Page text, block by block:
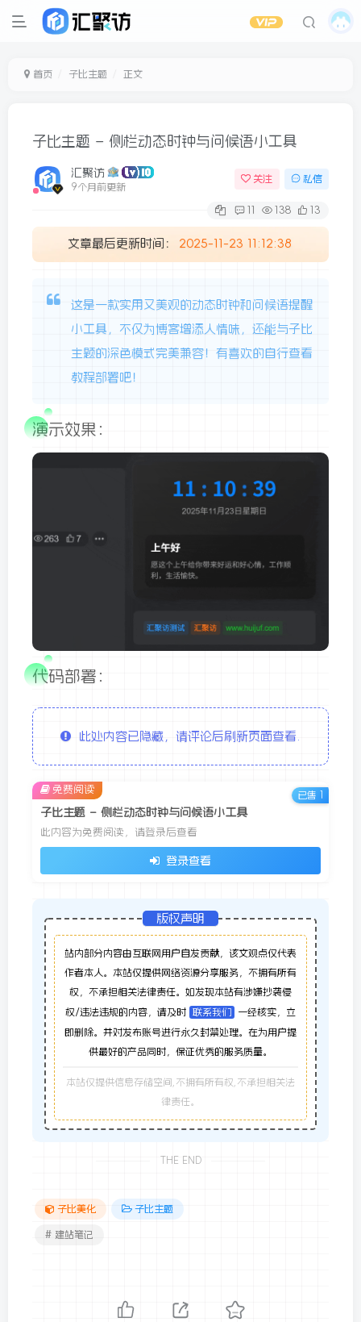
首页 子比主题 正文
子比主题 – 侧栏动态时钟与问候语小工具
汇聚访
9个月前更新
关注 私信
11 138 13
文章最后更新时间： 2025-11-23 11:12:38
这是一款实用又美观的动态时钟和问候语提醒
小工具，不仅为博客增添人情味，还能与子比
主题的深色模式完美兼容！有喜欢的自行查看
教程部署吧！
演示效果：
代码部署：
此处内容已隐藏，请评论后刷新页面查看.
子比主题 – 侧栏动态时钟与问候语小工具
此内容为免费阅读，请登录后查看
登录查看
免费阅读
已售 1
版权声明
站内部分内容由互联网用户自发贡献，该文观点仅代表
作者本人。本站仅提供网络资源分享服务，不拥有所有
权，不承担相关法律责任。如发现本站有涉嫌抄袭侵
权/违法违规的内容，请及时 联系我们 一经核实，立
即删除。并对发布账号进行永久封禁处理。在为用户提
供最好的产品同时，保证优秀的服务质量。
本站仅提供信息存储空间,不拥有所有权,不承担相关法
律责任。
THE END
子比美化 子比主题
# 建站笔记